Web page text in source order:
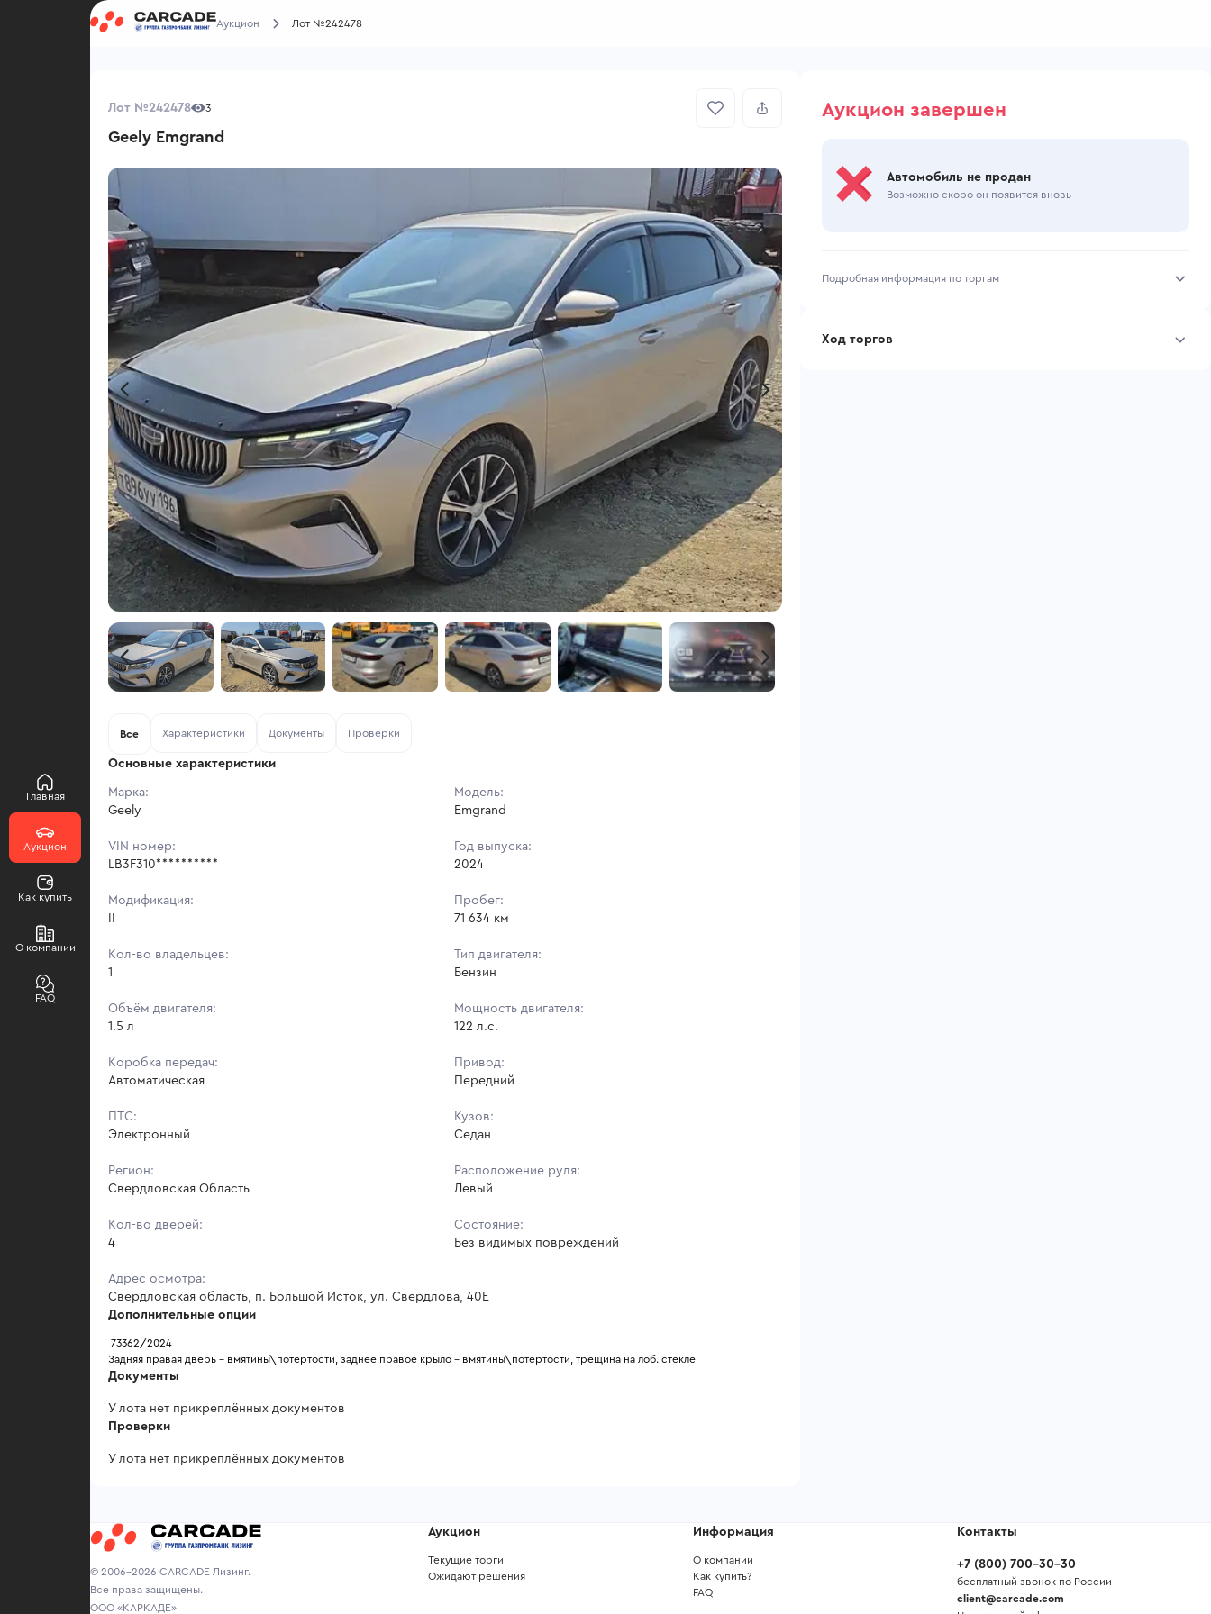
Главная
Аукцион
Как купить
О компании
FAQ
Аукцион Лот №242478
Лот №242478 3
Geely Emgrand
Все Характеристики Документы Проверки
Основные характеристики
Марка:
Geely
Модель:
Emgrand
VIN номер:
LB3F310**********
Год выпуска:
2024
Модификация:
Пробег:
71 634 км
Кол-во владельцев:
1
Тип двигателя:
Бензин
Объём двигателя:
1.5 л
Мощность двигателя:
122 л.с.
Коробка передач:
Автоматическая
Привод:
Передний
ПТС:
Электронный
Кузов:
Седан
Регион:
Свердловская Область
Расположение руля:
Левый
Кол-во дверей:
4
Состояние:
Без видимых повреждений
Адрес осмотра:
Свердловская область, п. Большой Исток, ул. Свердлова, 40Е
Дополнительные опции
73362/2024
Задняя правая дверь - вмятины\потертости, заднее правое крыло - вмятины\потертости, трещина на лоб. стекле
Документы
У лота нет прикреплённых документов
Проверки
У лота нет прикреплённых документов
Аукцион завершен
Автомобиль не продан
Возможно скоро он появится вновь
Подробная информация по торгам
Ход торгов
© 2006-2026 CARCADE Лизинг.
Все права защищены.
ООО «КАРКАДЕ»
Аукцион
Текущие торги
Ожидают решения
Информация
О компании
Как купить?
FAQ
Контакты
+7 (800) 700-30-30
бесплатный звонок по России
client@carcade.com